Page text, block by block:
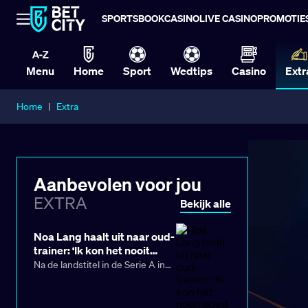
SPORTSBOOKCASINOLIVE CASINO
Menu Home Sport Wedtips Casino
Home | Extra
Aanbevolen voor jou
EXTRA Bekijk alle
Noa Lang haalt uit naar oud-
trainer: ‘Ik kon het nooit
goed vinden met Conte'
Na de landstitel in de Serie A in